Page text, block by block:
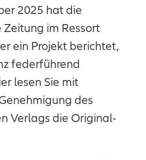
2025 hat die
Zeitung im Ressort
ein Projekt berichtet,
federführend
lesen Sie mit
des
Verlags die Original-